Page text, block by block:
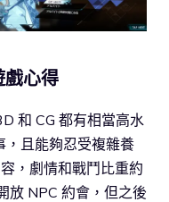
心得
和 CG 都有相當高水
，且能夠忍受複雜養
，劇情和戰鬥比重約
放 NPC 約會，但之後